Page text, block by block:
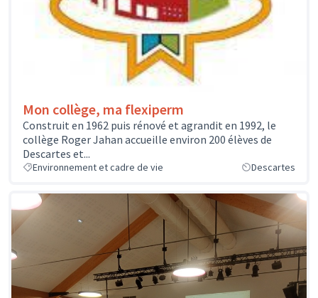
Mon collège, ma flexiperm
Construit en 1962 puis rénové et agrandit en 1992, le
collège Roger Jahan accueille environ 200 élèves de
Descartes et...
Environnement et cadre de vie Descartes